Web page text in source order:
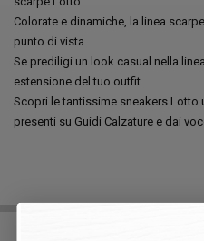
Colorate e dinamiche, la linea scarpe
punto di vista.
Se prediligi un look casual nella
estensione del tuo outfit.
Scopri le tantissime sneakers Lotto
presenti su Guidi Calzature e dai